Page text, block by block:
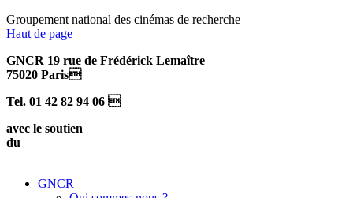
Groupement national des cinémas de recherche
Haut de page
GNCR 19 rue de Frédérick Lemaître
75020 Paris
Tel. 01 42 82 94 06 
avec le soutien
du
GNCR